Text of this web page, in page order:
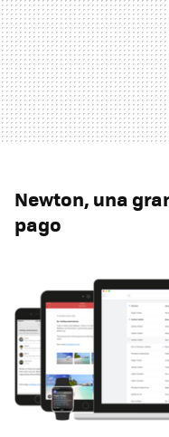
Newton, una
pago